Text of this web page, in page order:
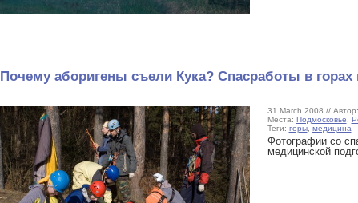
Почему аборигены съели Кука? Спасработы в горах
31 March 2008 // Автор:
Места: Подмосковье
Теги: горы, медицина
Фотографии со
медицинской